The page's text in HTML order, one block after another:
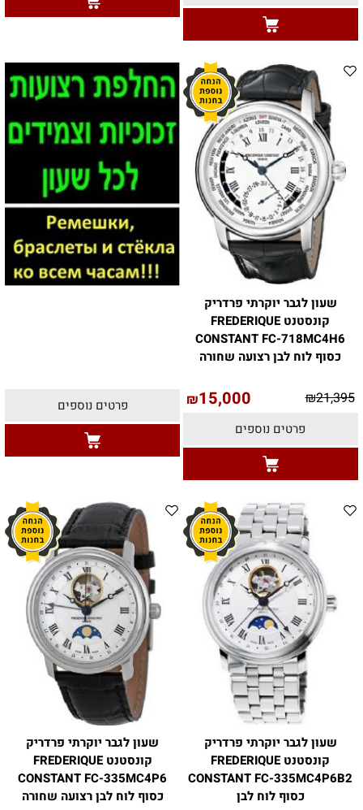
שעון לגבר יוקרתי פרדריק
קונסטנט FREDERIQUE
CONSTANT FC-718MC4H6
כסוף לוח לבן רצועה שחורה
₪21,395
₪15,000
פרטים נוספים
פרטים נוספים
שעון לגבר יוקרתי פרדריק
קונסטנט FREDERIQUE
CONSTANT FC-335MC4P6B2
כסוף לוח לבן
שעון לגבר יוקרתי פרדריק
קונסטנט FREDERIQUE
CONSTANT FC-335MC4P6
כסוף לוח לבן רצועה שחורה